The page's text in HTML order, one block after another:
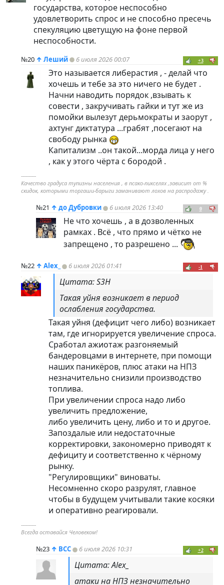
государства, которое неспособно
удовлетворить спрос и не способно пресечь
спекуляцию цветущую на фоне первой
неспособности.
№20 ↑ Леший 6 июля 2026 00:07 +3
Это называется либерастия , - делай что
хочешь и тебе за это ничего не будет .
Начни наводить порядок ,взывать к
совести , закручивать гайки и тут же из
помойки вылезут дерьмократы и заорут ,
ахтунг диктатура ...грабят ,посегают на
свободу рынка
Капитализм ..он такой...морда лица у него
, как у этого чёрта с бородой .
----------
Качество градуса тупизны населения , в псако-пикселях ,зависит от %
скидок, которыми торгаши-барыги заманивают лохов на распродажу .
№21 ↑ до Дубровки 6 июля 2026 13:40 0
Не что хочешь , а в дозволенных
рамках . Всё , что прямо и чётко не
запрещено , то разрешено ...
№22 ↑ Alex_ 6 июля 2026 01:41 -1
Цитата: S3H
Такая уйня возникает в период
ослабления государства.
Такая уйня (дефицит чего либо) возникает
там, где игнорируется увеличение спроса.
Сработал ажиотаж разгоняемый
бандеровцами в интернете, при помощи
наших паникёров, плюс атаки на НПЗ
незначительно снизили производство
топлива.
При увеличении спроса надо либо
увеличить предложение,
либо увеличить цену, либо и то и другое.
Запоздалые или недостаточные
корректировки, закономерно приводят к
дефициту и соответственно к чёрному
рынку.
"Регулировщики" виноваты.
Несомненно скоро разрулят, главное
чтобы в будущем учитывали такие косяки
и оперативно реагировали.
----------
Всегда оставайся Человеком!
№23 ↑ ВСС 6 июля 2026 10:31 +2
Цитата: Alex_
атаки на НПЗ незначительно